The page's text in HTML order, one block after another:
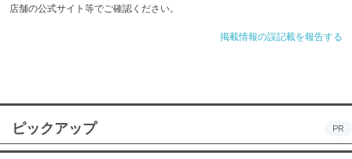
店舗の公式サイト等でご確認ください。
掲載情報の誤記載を報告する
ピックアップ PR